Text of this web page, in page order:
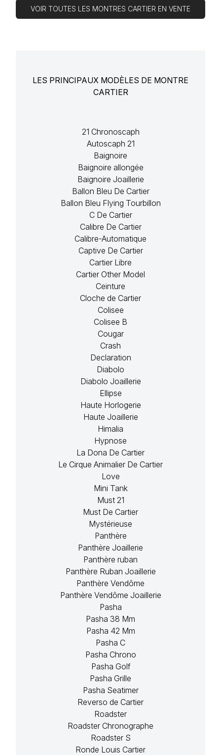
VOIR TOUTES LES MONTRES CARTIER EN VENTE
LES PRINCIPAUX MODÈLES DE MONTRE
CARTIER
21 Chronoscaph
Autoscaph 21
Baignoire
Baignoire allongée
Baignoire Joaillerie
Ballon Bleu De Cartier
Ballon Bleu Flying Tourbillon
C De Cartier
Calibre De Cartier
Calibre-Automatique
Captive De Cartier
Cartier Libre
Cartier Other Model
Ceinture
Cloche de Cartier
Colisee
Colisee B
Cougar
Crash
Declaration
Diabolo
Diabolo Joaillerie
Ellipse
Haute Horlogerie
Haute Joaillerie
Himalia
Hypnose
La Dona De Cartier
Le Cirque Animalier De Cartier
Love
Mini Tank
Must 21
Must De Cartier
Mystérieuse
Panthère
Panthère Joaillerie
Panthère ruban
Panthère Ruban Joaillerie
Panthère Vendôme
Panthère Vendôme Joaillerie
Pasha
Pasha 38 Mm
Pasha 42 Mm
Pasha C
Pasha Chrono
Pasha Golf
Pasha Grille
Pasha Seatimer
Reverso de Cartier
Roadster
Roadster Chronographe
Roadster S
Ronde Louis Cartier